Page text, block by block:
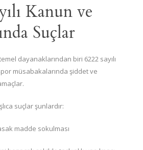
Kanun ve
Suçlar
dayanaklarından biri 6222 sayılı
müsabakalarında şiddet ve
suçlar şunlardır:
madde sokulması